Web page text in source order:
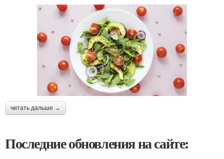
читать дальше →
Последние обновления на сайте: